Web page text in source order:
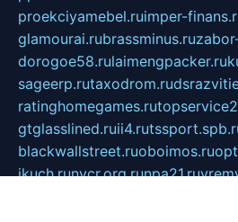
proekciyamebel.ruimper-
glamourai.rubrassminus.ru
dorogoe58.rulaimengpacker.ru
sageerp.rutaxodrom.ru
ratinghomegames.ru
gtglasslined.ruii4.ru
blackwallstreet.ruoboimos.ru
ikuch.runycr.org.runpa21.ru